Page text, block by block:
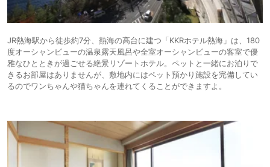
JR熱海駅から徒歩約7分、熱海の高台に建つ「KKRホテル熱海」は、180
度オーシャンビューの温泉露天風呂や全室オーシャンビューの客室で優
雅なひとときが過ごせる絶景リゾートホテル。ペットと一緒にお泊りで
きるお部屋はありませんが、敷地内にはペット預かり施設を完備してい
るのでワンちゃんや猫ちゃんを連れてくることができますよ。